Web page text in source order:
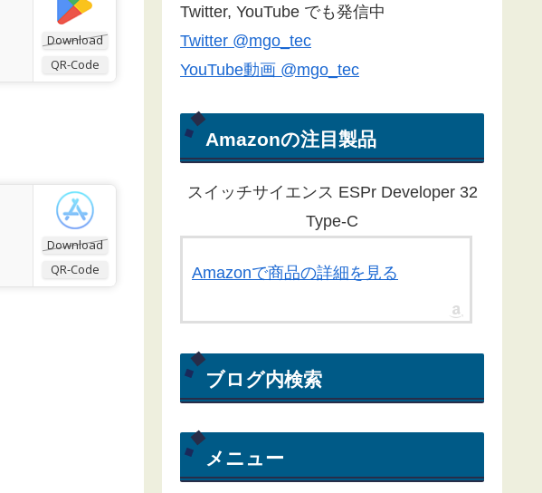
Download
QR-Code
Download
QR-Code
Blynk2.0で双方向通信できない場合
はこちらの記事
ください(2022/06/24)
ん。ほとんどの記事が１年以上経過
している為、動作しないものもある
ことをご了承ください。
Yahoo RSS天気予報が配信終了し
たことに伴い、気象庁から天気予報
を取得する方法にライブラリを更新
ください(2022/04/15)
Yahoo! RSS天気予報の配信が
2022/03/31で終了してしまいまし
工学社さん技術情報誌Ｉ／Ｏ（アイ
Twitter, YouTube でも発信中
Twitter @mgo_tec
YouTube動画 @mgo_tec
Amazonの注目製品
スイッチサイエンス ESPr Developer 32
Type-C
Amazonで商品の詳細を見る
ブログ内検索
メニュー